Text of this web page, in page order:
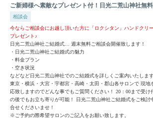
ご新婦様へ素敵なプレゼント付！日光二荒山神社無
相談会
今ならご相談会にお越し頂いた方に「ロクシタン」ハンドクリ
プレゼント♪
日光二荒山神社ご結婚式… 週末無料ご相談会開催致します！
・日光二荒山神社ご結婚式の魅力
・料金プラン
・空き状況
などなど日光二荒山神社でのご結婚式を詳しくご案内いたしま
東京・横浜・大宮・宇都宮・高崎・太田・郡山各サロンで 現地
応致しますのでどんな事でもご質問ください！ 20：00まで受け
の後でもお立ち寄りが可能！ 日光二荒山神社ご結婚式をご検討
合せくださいませ！
※ご予約の際希望サロンのご記入をお願い致します。